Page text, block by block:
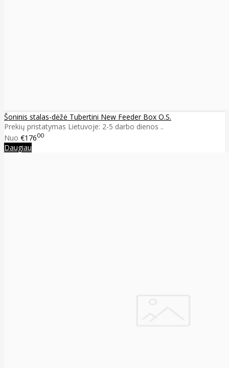
Šoninis stalas-dėžė Tubertini New Feeder Box O.S.
Prekių pristatymas Lietuvoje: 2-5 darbo dienos ..
Nuo €17600
Daugiau